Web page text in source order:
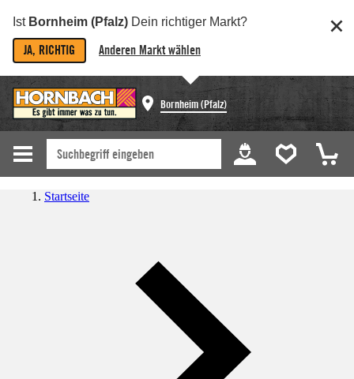
Ist Bornheim (Pfalz) Dein richtiger Markt?
JA, RICHTIG Anderen Markt wählen
Bornheim (Pfalz)
Startseite